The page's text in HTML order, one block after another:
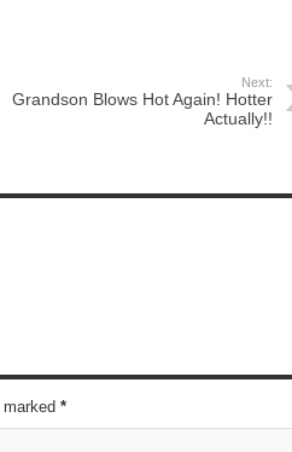
Next:
Grandson Blows Hot Again! Hotter
Actually!!
*